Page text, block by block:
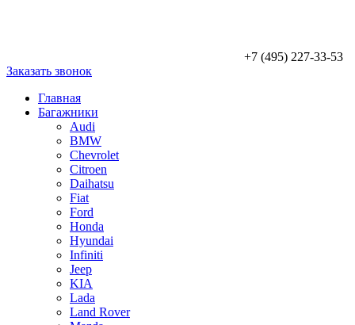
+7 (495) 227-33-53
Заказать звонок
Главная
Багажники
Audi
BMW
Chevrolet
Citroen
Daihatsu
Fiat
Ford
Honda
Hyundai
Infiniti
Jeep
KIA
Lada
Land Rover